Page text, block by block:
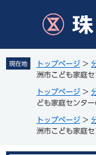
先
頭
を
飛
現在地 トップページ >
洲市こども家庭
トップページ >
ども家庭センタ
トップページ >
洲市こども家庭